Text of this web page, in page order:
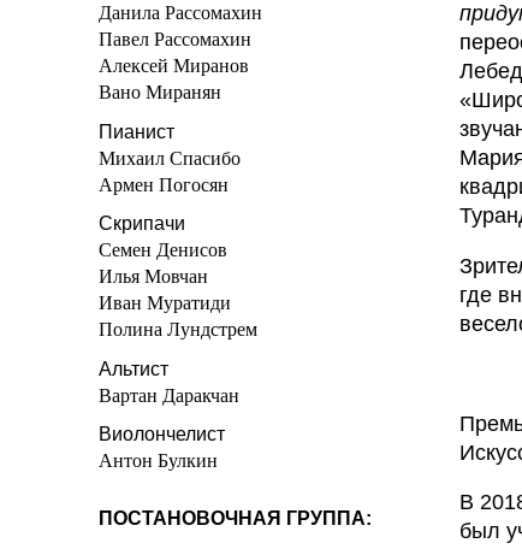
Данила Рассомахин
Павел Рассомахин
Алексей Миранов
Вано Миранян
Пианист
Михаил Спасибо
Армен Погосян
Скрипачи
Семен Денисов
Илья Мовчан
Иван Муратиди
Полина Лундстрем
Альтист
Вартан Даракчан
Виолончелист
Антон Булкин
ПОСТАНОВОЧНАЯ ГРУППА:
где
В
был